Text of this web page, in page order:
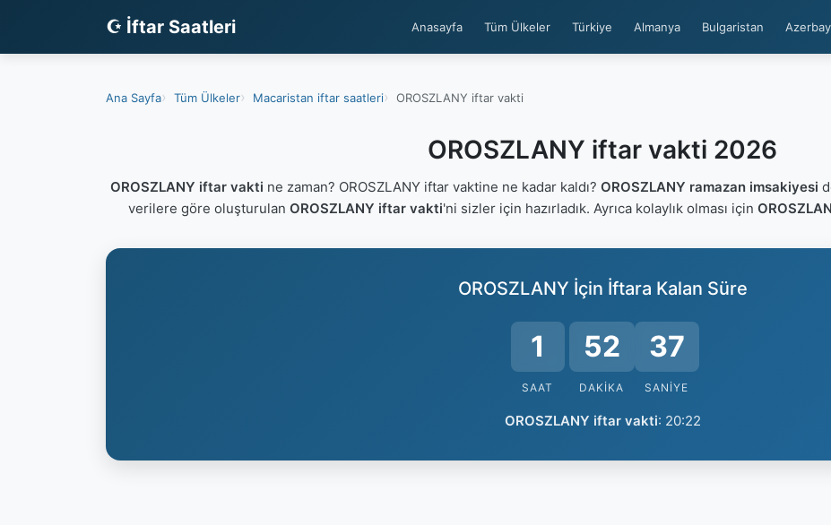
☪ İftar Saatleri Anasayfa Tüm Ülkeler Türkiye Almanya Bulgaristan
Ana Sayfa Tüm Ülkeler Macaristan iftar saatleri OROSZLANY iftar vakti
OROSZLANY iftar vakti 2026
OROSZLANY iftar vakti ne zaman? OROSZLANY iftar vaktine ne kadar kaldı? OROSZLANY ramazan imsakiyesi
verilere göre oluşturulan OROSZLANY iftar vakti'ni sizler için hazırladık. Ayrıca kolaylık olması için
OROSZLANY İçin İftara Kalan Süre
1
SAAT
52
DAKIKA
36
SANIYE
OROSZLANY iftar vakti: 20:22